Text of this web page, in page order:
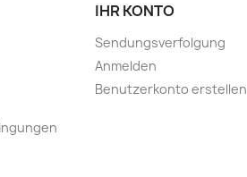
IHR KONTO
Sendungsverfolgung
Anmelden
Benutzerkonto erstellen